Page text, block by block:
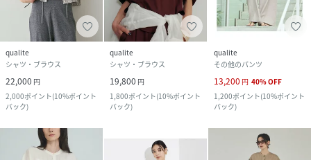
qualite
シャツ・ブラウス
22,000 円
2,000ポイント(10%ポイント
バック)
qualite
シャツ・ブラウス
19,800 円
1,800ポイント(10%ポイント
バック)
qualite
その他のパンツ
13,200 円 40%OFF
1,200ポイント(10%ポイント
バック)